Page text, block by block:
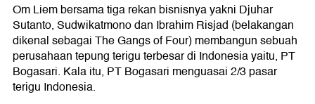
Om Liem bersama tiga rekan bisnisnya yakni Djuhar
Sutanto, Sudwikatmono dan Ibrahim Risjad (belakangan
dikenal sebagai The Gangs of Four) membangun sebuah
perusahaan tepung terigu terbesar di Indonesia yaitu, PT
Bogasari. Kala itu, PT Bogasari menguasai 2/3 pasar
terigu Indonesia.